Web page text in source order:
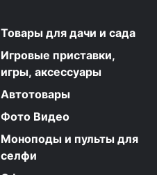
Товары для дачи и сада
Игровые приставки,
игры, аксессуары
Автотовары
Фото Видео
Моноподы и пульты для
селфи